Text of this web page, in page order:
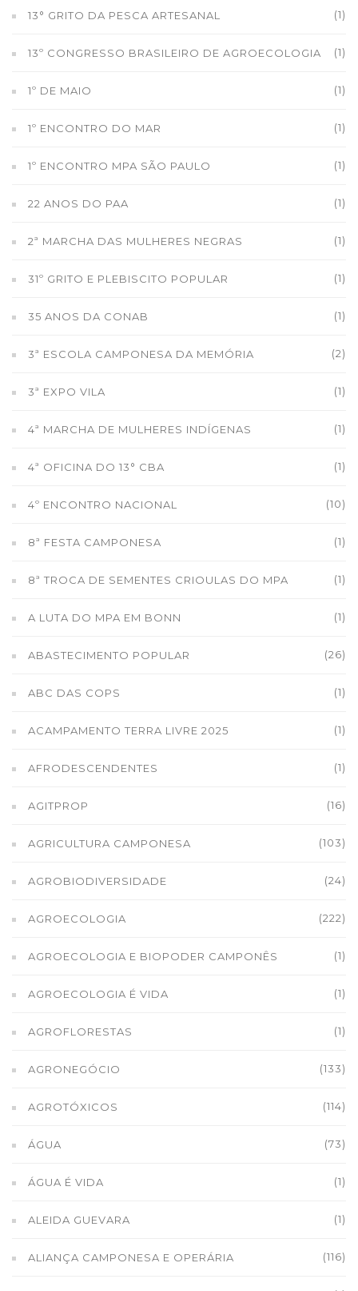
13° GRITO DA PESCA ARTESANAL (1)
13º CONGRESSO BRASILEIRO DE AGROECOLOGIA (1)
1º DE MAIO (1)
1º ENCONTRO DO MAR (1)
1º ENCONTRO MPA SÃO PAULO (1)
22 ANOS DO PAA (1)
2ª MARCHA DAS MULHERES NEGRAS (1)
31º GRITO E PLEBISCITO POPULAR (1)
35 ANOS DA CONAB (1)
3ª ESCOLA CAMPONESA DA MEMÓRIA (2)
3ª EXPO VILA (1)
4ª MARCHA DE MULHERES INDÍGENAS (1)
4ª OFICINA DO 13° CBA (1)
4º ENCONTRO NACIONAL (10)
8ª FESTA CAMPONESA (1)
8ª TROCA DE SEMENTES CRIOULAS DO MPA (1)
A LUTA DO MPA EM BONN (1)
ABASTECIMENTO POPULAR (26)
ABC DAS COPS (1)
ACAMPAMENTO TERRA LIVRE 2025 (1)
AFRODESCENDENTES (1)
AGITPROP (16)
AGRICULTURA CAMPONESA (103)
AGROBIODIVERSIDADE (24)
AGROECOLOGIA (222)
AGROECOLOGIA E BIOPODER CAMPONÊS (1)
AGROECOLOGIA É VIDA (1)
AGROFLORESTAS (1)
AGRONEGÓCIO (133)
AGROTÓXICOS (114)
ÁGUA (73)
ÁGUA É VIDA (1)
ALEIDA GUEVARA (1)
ALIANÇA CAMPONESA E OPERÁRIA (116)